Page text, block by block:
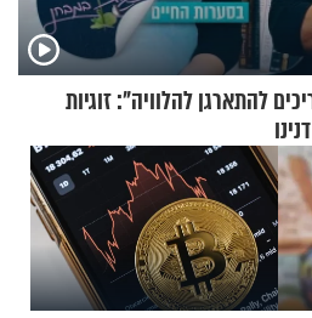
להתארגן להלוויה": זוגיות